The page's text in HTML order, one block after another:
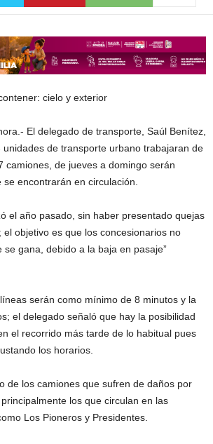
El delegado de transporte, Saúl Benítez,
unidades de transporte urbano trabajaran de
camiones, de jueves a domingo serán
encontrarán en circulación.
el año pasado, sin haber presentado quejas
el objetivo es que los concesionarios no
se gana, debido a la baja en pasaje”
serán como mínimo de 8 minutos y la
el delegado señaló que hay la posibilidad
el recorrido más tarde de lo habitual pues
los horarios.
de los camiones que sufren de daños por
los que circulan en las
Los Pioneros y Presidentes.